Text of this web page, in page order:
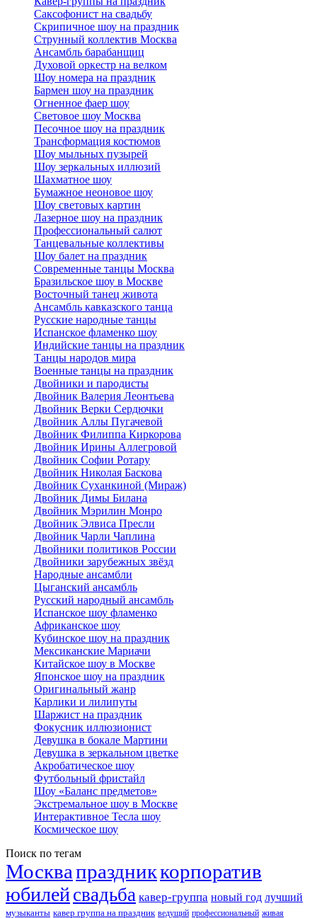
Саксофонист на свадьбу
Скрипичное шоу на праздник
Струнный коллектив Москва
Ансамбль барабанщиц
Духовой оркестр на велком
Шоу номера на праздник
Бармен шоу на праздник
Огненное фаер шоу
Световое шоу Москва
Песочное шоу на праздник
Трансформация костюмов
Шоу мыльных пузырей
Шоу зеркальных иллюзий
Шахматное шоу
Бумажное неоновое шоу
Шоу световых картин
Лазерное шоу на праздник
Профессиональный салют
Танцевальные коллективы
Шоу балет на праздник
Современные танцы Москва
Бразильское шоу в Москве
Восточный танец живота
Ансамбль кавказского танца
Русские народные танцы
Испанское фламенко шоу
Индийские танцы на праздник
Танцы народов мира
Военные танцы на праздник
Двойники и пародисты
Двойник Валерия Леонтьева
Двойник Верки Сердючки
Двойник Аллы Пугачевой
Двойник Филиппа Киркорова
Двойник Ирины Аллегровой
Двойник Софии Ротару
Двойник Николая Баскова
Двойник Суханкиной (Мираж)
Двойник Димы Билана
Двойник Мэрилин Монро
Двойник Элвиса Пресли
Двойник Чарли Чаплина
Двойники политиков России
Двойники зарубежных звёзд
Народные ансамбли
Цыганский ансамбль
Русский народный ансамбль
Испанское шоу фламенко
Африканское шоу
Кубинское шоу на праздник
Мексиканские Мариачи
Китайское шоу в Москве
Японское шоу на праздник
Оригинальный жанр
Карлики и лилипуты
Шаржист на праздник
Фокусник иллюзионист
Девушка в бокале Мартини
Девушка в зеркальном цветке
Акробатическое шоу
Футбольный фристайл
Шоу «Баланс предметов»
Экстремальное шоу в Москве
Интерактивное Тесла шоу
Космическое шоу
Поиск по тегам
Москвапраздниккорпоратив
юбилейсвадьба кавер-группа новый год лучший
музыканты кавер группа на праздник ведущий профессиональный живая